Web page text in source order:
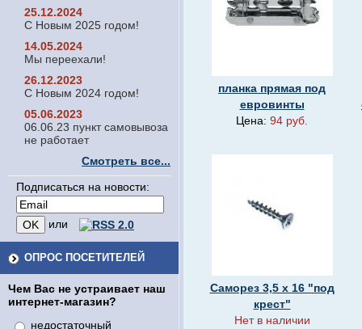
25.12.2024
С Новым 2025 годом!
14.05.2024
Мы переехали!
26.12.2023
С Новым 2024 годом!
05.06.2023
06.06.23 пункт самовывоза
не работает
Смотреть все...
Подписаться на новости:
или
ОПРОС ПОСЕТИТЕЛЕЙ
Чем Вас не устраивает наш
интернет-магазин?
недостаточный
планка прямая под
евровинты
Цена: 94 руб.
Саморез 3,5 х 16 "под
крест"
Нет в наличии